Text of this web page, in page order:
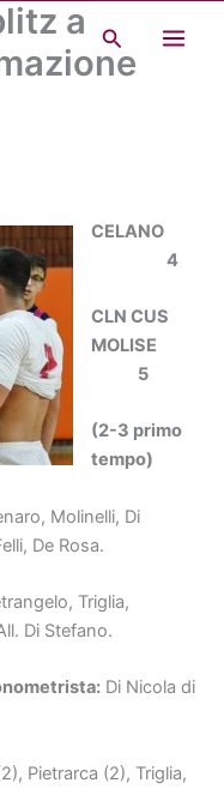
Cerca
a
CELANO
4
CLN CUS
MOLISE
5
(2-3 primo
tempo)
Molinelli, Di
De Rosa.
Triglia,
Di Stefano.
Di Nicola di
Pietrarca (2), Triglia,